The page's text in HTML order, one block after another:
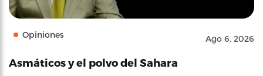
Opiniones Ago 6, 2026
Asmáticos y el polvo del Sahara